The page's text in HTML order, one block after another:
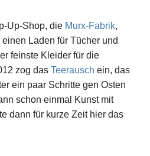
Up-Shop, die Murx-Fabrik,
Laden für Tücher und
feinste Kleider für die
zog das Teerausch ein, das
ein paar Schritte gen Osten
schon einmal Kunst mit
dann für kurze Zeit hier das